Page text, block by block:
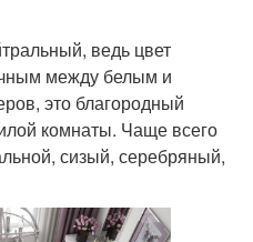
ведь цвет
между белым и
это благородный
комнаты. Чаще всего
сизый, серебряный,